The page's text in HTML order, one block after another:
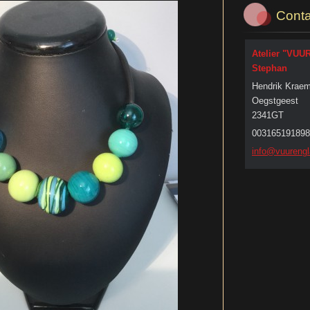
Atelier
Stephan
Hendrik
Oegstgeest
2341GT
info@vuu